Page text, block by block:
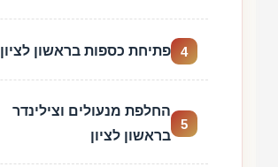
4 פתיחת כספות בראשון לציון
5
החלפת מנעולים וצילינדר
בראשון לציון